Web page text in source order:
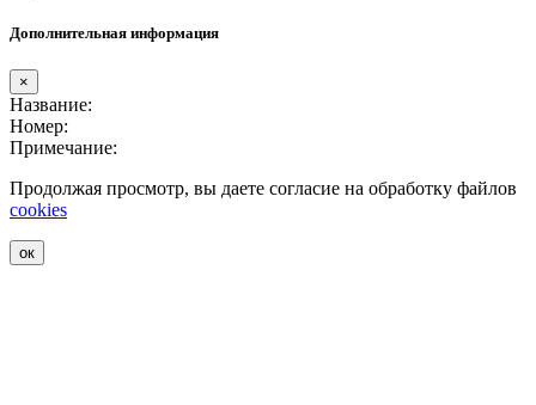
Дополнительная информация
×
Название:
Номер:
Примечание:
Продолжая просмотр, вы даете согласие на обработку файлов
cookies
ок